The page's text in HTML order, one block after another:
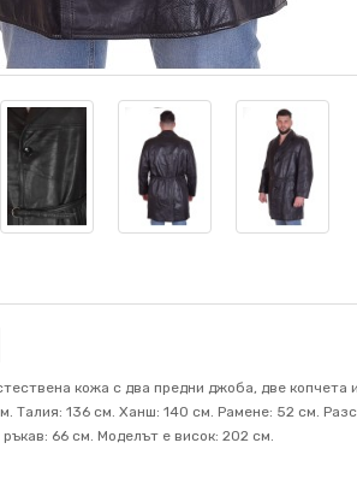
кожа с два предни джоба, две копчета
Талия: 136 см. Ханш: 140 см. Рамене: 52 см.
66 см. Mоделът е висок: 202 см.